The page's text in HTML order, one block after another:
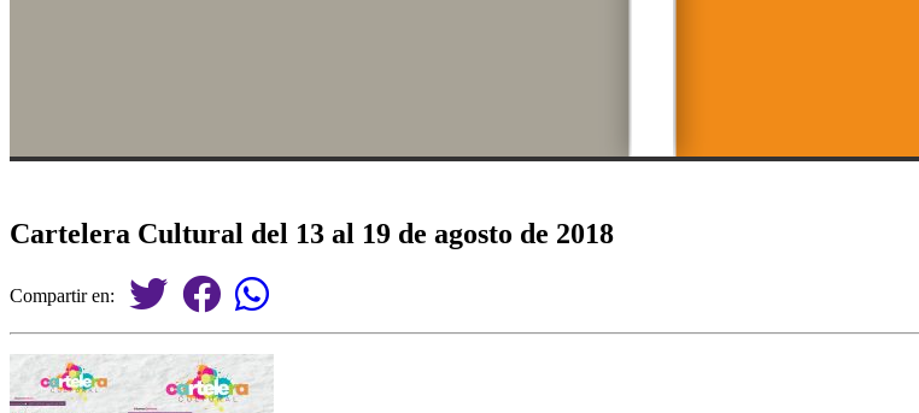
Cartelera Cultural del 13 al 19 de agosto de 2018
Compartir en: